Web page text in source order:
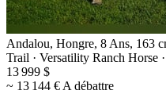
Andalou, Hongre, 8 Ans, 163
Trail · Versatility Ranch Horse
13 999 $
~ 13 144 € A débattre